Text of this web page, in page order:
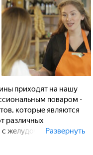
приходят на нашу
поваром -
которые являются
различных
с желудочно-
Есть проблемы
Развернуть